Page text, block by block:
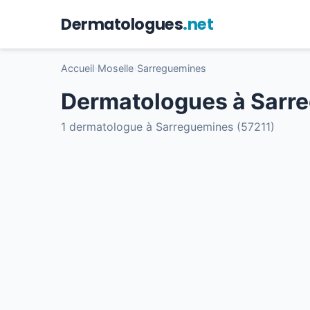
Dermatologues.net
Accueil Moselle Sarreguemines
Dermatologues à
1 dermatologue à Sarreguemines (57211)